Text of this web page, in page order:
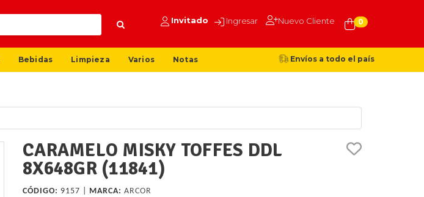
Invitado Ingresar Nuevo Cliente 0
Bebidas Limpieza Varios Notas Envíos a todo el país
CARAMELO MISKY TOFFES DDL
8X648GR (11841)
CÓDIGO: 9157 | MARCA: ARCOR